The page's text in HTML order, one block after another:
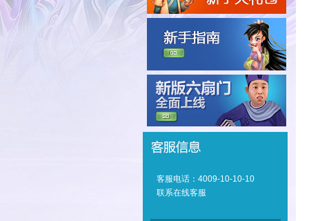
客服电话：4009-10-10-10
联系在线客服